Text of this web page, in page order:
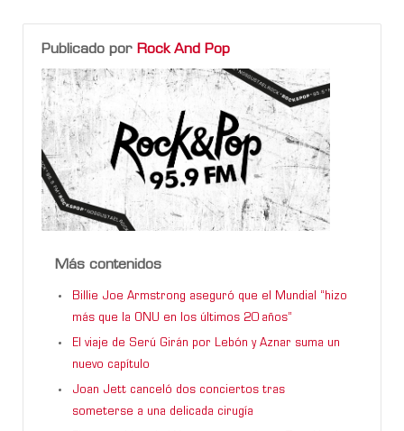
Publicado por Rock And Pop
Más contenidos
Billie Joe Armstrong aseguró que el Mundial “hizo
más que la ONU en los últimos 20 años”
El viaje de Serú Girán por Lebón y Aznar suma un
nuevo capítulo
Joan Jett canceló dos conciertos tras
someterse a una delicada cirugía